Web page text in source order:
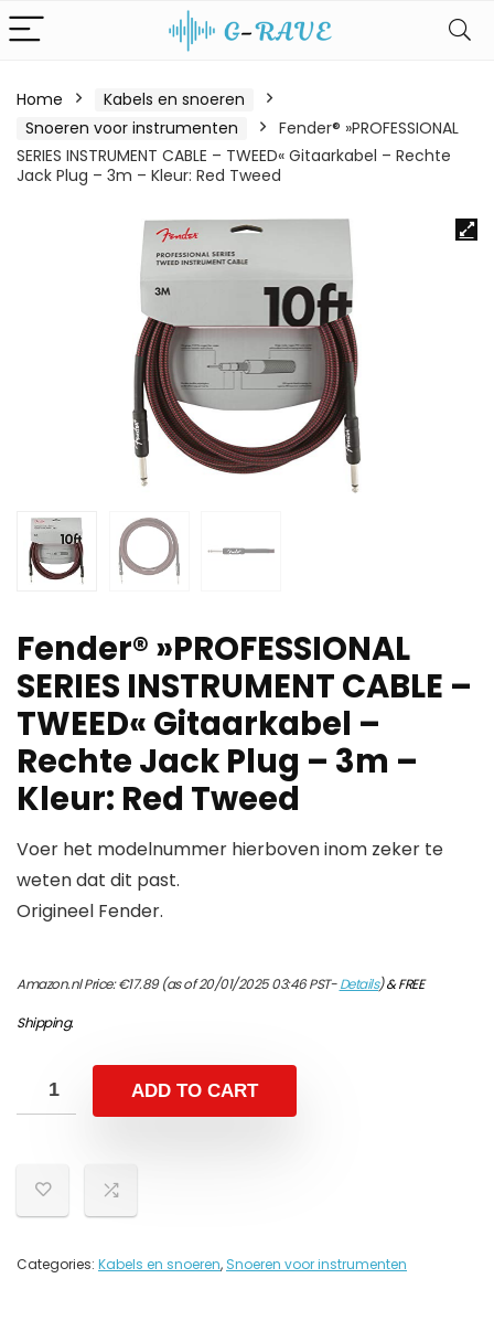
Home
Kabels en snoeren
Snoeren voor instrumenten
Fender® »PROFESSIONAL
SERIES INSTRUMENT CABLE – TWEED« Gitaarkabel – Rechte
Jack Plug – 3m – Kleur: Red Tweed
Fender® »PROFESSIONAL
SERIES INSTRUMENT CABLE –
TWEED« Gitaarkabel –
Rechte Jack Plug – 3m –
Kleur: Red Tweed
Voer het modelnummer hierboven inom zeker te
weten dat dit past.
Origineel Fender.
Amazon.nl Price:€17.89(as of 20/01/2025 03:46 PST-Details)&FREE
Shipping.
ADD TO CART
Categories: Kabels en snoeren, Snoeren voor instrumenten